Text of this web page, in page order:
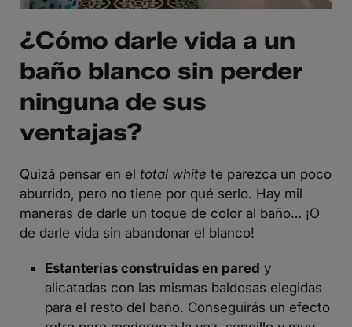
¿Cómo darle vida a un
baño blanco sin perder
ninguna de sus
ventajas?
Quizá pensar en el total white te parezca un poco
aburrido, pero no tiene por qué serlo. Hay mil
maneras de darle un toque de color al baño… ¡O
de darle vida sin abandonar el blanco!
Estanterías construidas en pared y
alicatadas con las mismas baldosas elegidas
para el resto del baño. Conseguirás un efecto